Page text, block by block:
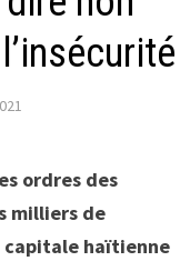
ordres des
milliers de
capitale haïtienne